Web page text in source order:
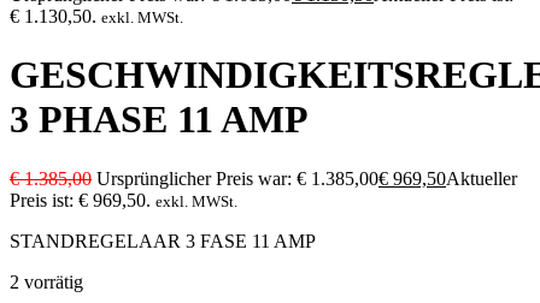
€ 1.130,50. exkl. MWSt.
3 PHASE 11 AMP
€1.385,00 Ursprünglicher Preis war: € 1.385,00€ 969,50Aktueller
Preis ist: € 969,50. exkl. MWSt.
STANDREGELAAR 3 FASE 11 AMP
2 vorrätig